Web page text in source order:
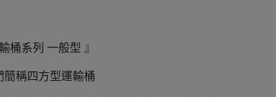
桶系列 一般型 』
簡稱四方型運輸桶